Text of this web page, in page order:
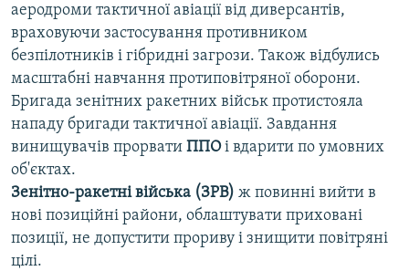
аеродроми тактичної авіації від диверсантів,
враховуючи застосування противником
безпілотників і гібридні загрози. Також відбулись
масштабні навчання протиповітряної оборони.
Бригада зенітних ракетних військ протистояла
нападу бригади тактичної авіації. Завдання
винищувачів прорвати ППОі вдарити по умовних
об'єктах.
Зенітно-ракетні війська (ЗРВ) ж повинні вийти в
нові позиційні райони, облаштувати приховані
позиції, не допустити прориву і знищити повітряні
цілі.